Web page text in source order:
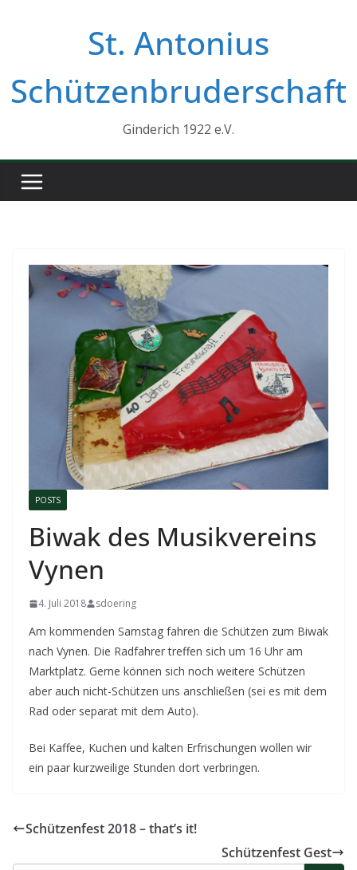
St. Antonius
Schützenbruderschaft
Ginderich 1922 e.V.
POSTS
Biwak des Musikvereins
Vynen
4. Juli 2018 sdoering
Am kommenden Samstag fahren die Schützen zum Biwak
nach Vynen. Die Radfahrer treffen sich um 16 Uhr am
Marktplatz. Gerne können sich noch weitere Schützen
aber auch nicht-Schützen uns anschließen (sei es mit dem
Rad oder separat mit dem Auto).
Bei Kaffee, Kuchen und kalten Erfrischungen wollen wir
ein paar kurzweilige Stunden dort verbringen.
Schützenfest 2018 – that’s it!
Schützenfest Gest